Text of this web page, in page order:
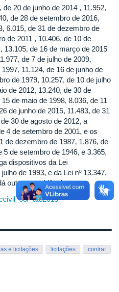
20 de junho de 2014 , 11.952,
de 28 de setembro de 2016,
6.015, de 31 de dezembro de
de 2011 , 10.406, de 10 de
13.105, de 16 de março de 2015
de 7 de julho de 2009,
11.124, de 16 de junho de
de 1979, 10.257, de 10 de julho
de 2012, 13.240, de 30 de
de maio de 1998, 8.036, de 11
de junho de 2015, 11.483, de 31
30 de agosto de 2012, a
4 de setembro de 2001, e os
de dezembro de 1987, 1.876, de
5 de setembro de 1946, e 3.365,
dispositivos da Lei
de 1993, e da Lei nº 13.347,
outras providências.
_ato2015-
e licitações licitações contrat